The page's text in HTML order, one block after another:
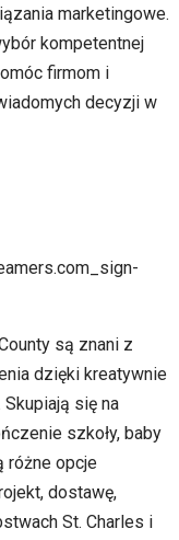
marketingowe.
kompetentnej
firmom i
decyzji w
są znani z
dzięki kreatywnie
się na
szkoły, baby
różne opcje
dostawę,
St. Charles i